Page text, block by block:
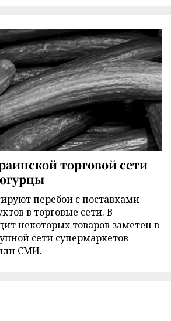
торговой сети
перебои с поставками
в торговые сети. В
некоторых товаров заметен в
сети супермаркетов
СМИ.